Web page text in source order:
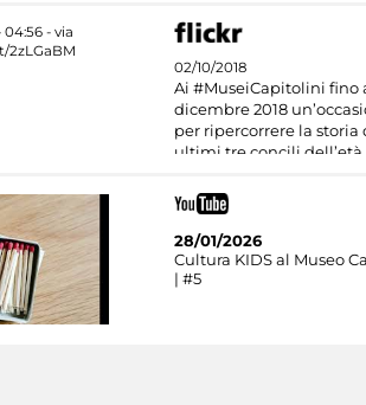
02/10/2018
Ai #MuseiCapitolini fino
dicembre 2018
per ripercorrere la storia
ultimi tre concili dell’età
28/01/2026
Cultura KIDS al Museo
| #5